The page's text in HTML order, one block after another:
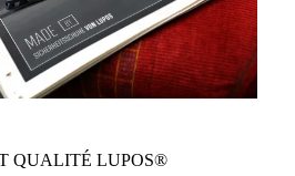
QUALITÉ LUPOS®